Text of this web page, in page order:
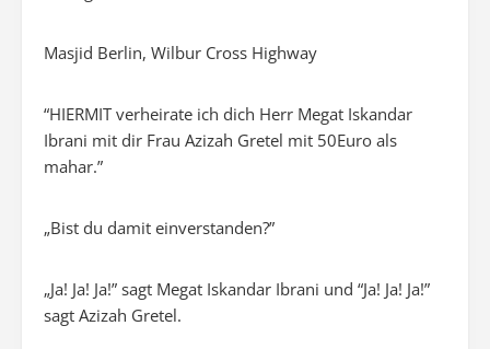
Masjid Berlin, Wilbur Cross Highway
“HIERMIT verheirate ich dich Herr Megat Iskandar
Ibrani mit dir Frau Azizah Gretel mit 50Euro als
mahar.”
„Bist du damit einverstanden?”
„Ja! Ja! Ja!” sagt Megat Iskandar Ibrani und “Ja! Ja! Ja!”
sagt Azizah Gretel.